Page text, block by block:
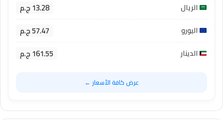
الريال 13.28 ج.م
اليورو 57.47 ج.م
الدينار 161.55 ج.م
عرض كافة الأسعار ←